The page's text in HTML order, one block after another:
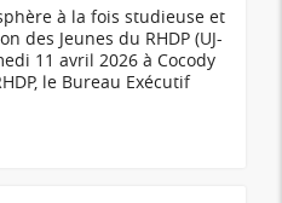
à la fois studieuse et
des Jeunes du RHDP (UJ-
11 avril 2026 à Cocody
le Bureau Exécutif